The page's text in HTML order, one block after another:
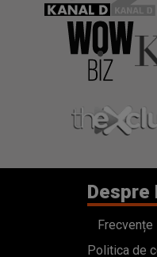
Despre
Frecvențe
Politica de
Politica
Cod